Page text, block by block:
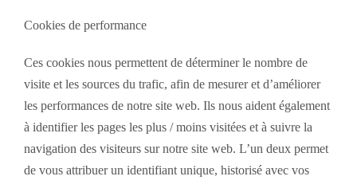
Cookies de performance
Ces cookies nous permettent de déterminer le nombre de
visite et les sources du trafic, afin de mesurer et d’améliorer
les performances de notre site web. Ils nous aident également
à identifier les pages les plus / moins visitées et à suivre la
navigation des visiteurs sur notre site web. L’un deux permet
de vous attribuer un identifiant unique, historisé avec vos